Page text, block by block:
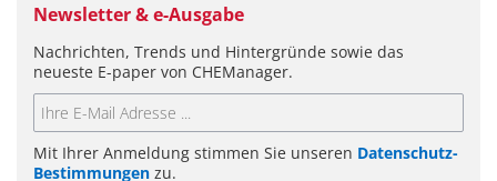
Newsletter & e-Ausgabe
Nachrichten, Trends und Hintergründe sowie das
neueste E-paper von CHEManager.
Mit Ihrer Anmeldung stimmen Sie unseren Datenschutz-
Bestimmungen zu.